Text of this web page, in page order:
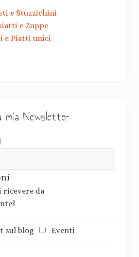
e Stuzzichini
e Zuppe
e Piatti unici
mia Newsletter
ricevere da
sul blog Eventi